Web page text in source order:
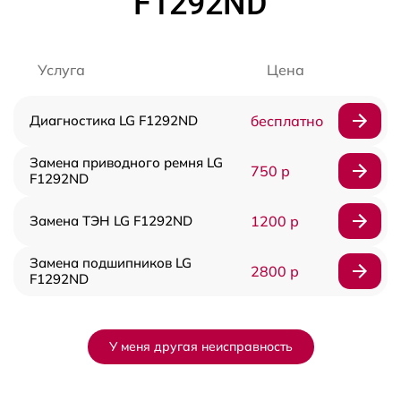
Услуга Цена
Диагностика LG F1292ND бесплатно
Замена приводного ремня LG
F1292ND
750 р
Замена ТЭН LG F1292ND 1200 р
Замена подшипников LG
F1292ND
2800 р
У меня другая неисправность